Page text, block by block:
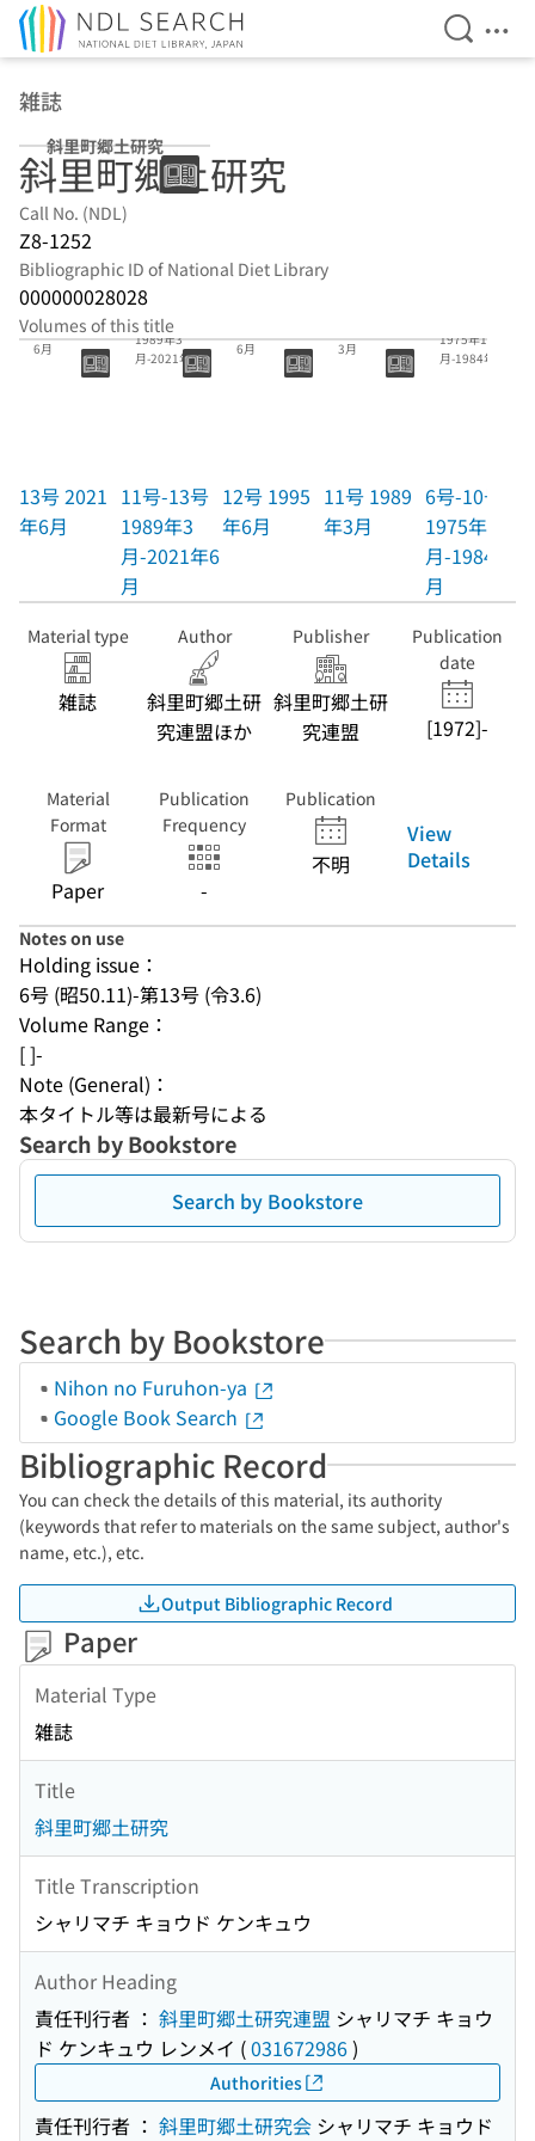
Open
雑誌
斜里町郷土研究
斜里町郷土研究
Call No. (NDL)
Z8-1252
Bibliographic ID of National Diet Library
000000028028
Volumes of this title
13号 2021年
6月
13号 2021
年6月
11号-13号
1989年3
月-2021年6
11号-13号
1989年3
月-2021年6
月
6月
12号 1995
年6月
3月
11号 1989
年3月
1975年11
月-1984年3
6号-10号
1975年11
月-1984年3
月
Material type
雑誌
Author
斜里町郷土研
究連盟ほか
Publisher
斜里町郷土研
究連盟
Publication
date
[1972]-
Material
Format
Paper
Publication
Frequency
-
Publication
不明
View
Details
Notes on use
Holding issue：
6号 (昭50.11)-第13号 (令3.6)
Volume Range：
[ ]-
Note (General)：
本タイトル等は最新号による
Search by Bookstore
Search by Bookstore
Search by Bookstore
Nihon no Furuhon-ya
Google Book Search
Bibliographic Record
You can check the details of this material, its authority
(keywords that refer to materials on the same subject, author's
name, etc.), etc.
Output Bibliographic Record
Paper
Material Type
雑誌
Title
斜里町郷土研究
Title Transcription
シャリマチ キョウド ケンキュウ
Author Heading
責任刊行者 ： 斜里町郷土研究連盟 シャリマチ キョウ
ド ケンキュウ レンメイ (031672986)
Authorities
責任刊行者 ： 斜里町郷土研究会 シャリマチ キョウド